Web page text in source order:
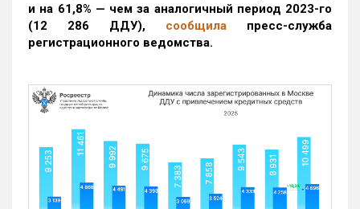
и на 61,8% — чем за аналогичный период 2023-го
(12 286 ДДУ), сообщила пресс-служба
регистрационного ведомства.